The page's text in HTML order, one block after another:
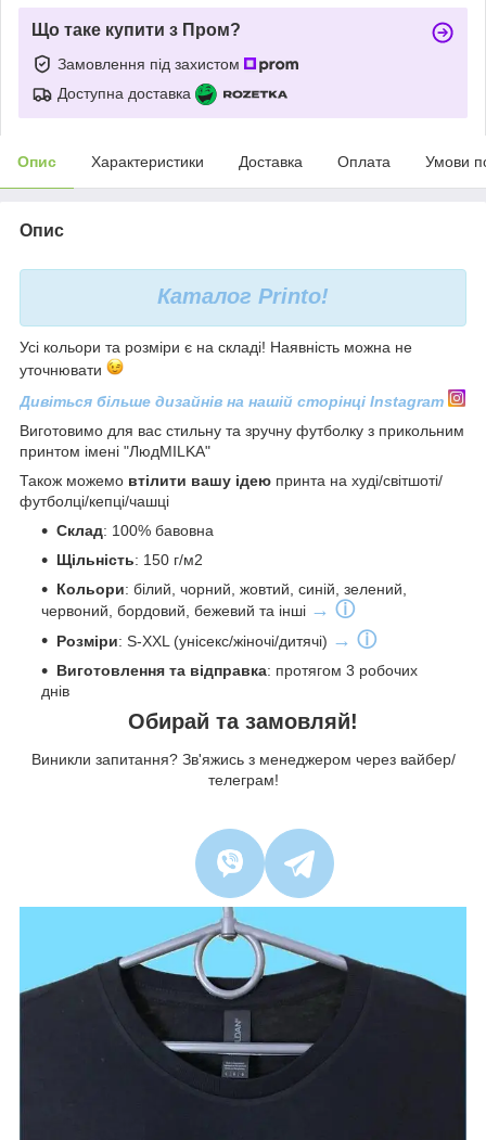
Що таке купити з Пром?
Замовлення під захистом
Доступна доставка
Опис Характеристики Доставка Оплата Умови
Опис
Каталог Printo!
Усі кольори та розміри є на складі! Наявність можна не
уточнювати
Дивіться більше дизайнів на нашій сторінці Instagram
Виготовимо для вас стильну та зручну футболку з прикольним
принтом імені "ЛюдMILKA"
Також можемо втілити вашу ідею принта на худі/світшоті/
футболці/кепці/чашці
Склад: 100% бавовна
Щільність: 150 г/м2
Кольори: білий, чорний, жовтий, синій, зелений,
червоний, бордовий, бежевий та інші → ⓘ
Розміри: S-XXL (унісекс/жіночі/дитячі) → ⓘ
Виготовлення та відправка: протягом 3 робочих
днів
Обирай та замовляй!
Виникли запитання? Зв'яжись з менеджером через вайбер/
телеграм!